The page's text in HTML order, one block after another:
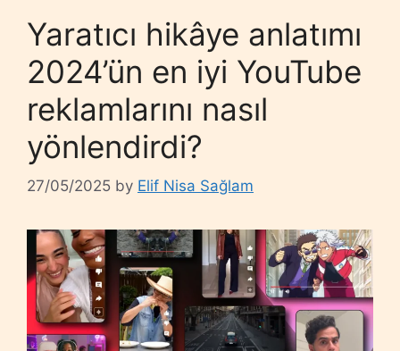
Yaratıcı hikâye anlatımı
2024’ün en iyi YouTube
reklamlarını nasıl
yönlendirdi?
27/05/2025 by Elif Nisa Sağlam